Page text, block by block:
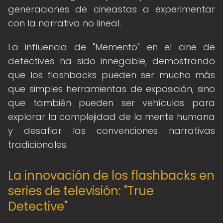
generaciones de cineastas a experimentar
con la narrativa no lineal.
La influencia de "Memento" en el cine de
detectives ha sido innegable, demostrando
que los flashbacks pueden ser mucho más
que simples herramientas de exposición, sino
que también pueden ser vehículos para
explorar la complejidad de la mente humana
y desafiar las convenciones narrativas
tradicionales.
La innovación de los flashbacks en
series de televisión: "True
Detective"